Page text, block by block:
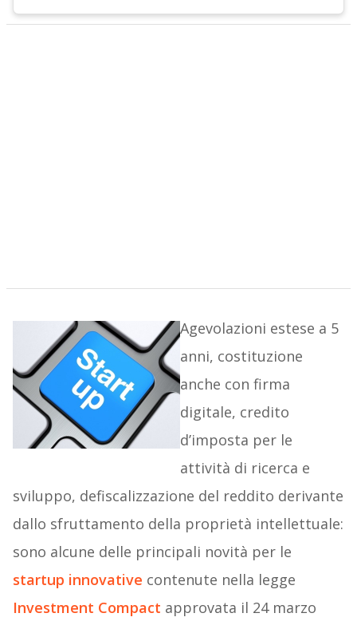
Agevolazioni estese a 5
anni, costituzione
anche con firma
digitale, credito
d’imposta per le
attività di ricerca e
sviluppo, defiscalizzazione del reddito derivante
dallo sfruttamento della proprietà intellettuale:
sono alcune delle principali novità per le
startup innovative contenute nella legge
Investment Compact approvata il 24 marzo